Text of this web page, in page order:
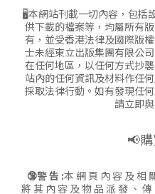
🖥本網站刊載一切內容，包括
供下載的檔案等，均屬所有
有，並受香港法律及國際版
士未經東立出版集團有限公
在任何地區，以任何方式抄
站內的任何資訊及材料作任
採取法律行動。如有發現任
請立即
📢
🔞警 告 :本 網 頁 內 容 及 相
將 其 內 容 及 物 品 派 發 、